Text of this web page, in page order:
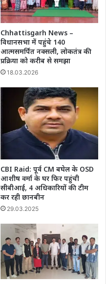
Chhattisgarh News –
विधानसभा में पहुंचे 140
आत्मसमर्पित नक्सली, लोकतंत्र की
प्रक्रिया को करीब से समझा
18.03.2026
CBI Raid: पूर्व CM बघेल के OSD
आशीष वर्मा के घर फिर पहुंची
सीबीआई, 4 अधिकारियों की टीम
कर रही छानबीन
29.03.2025